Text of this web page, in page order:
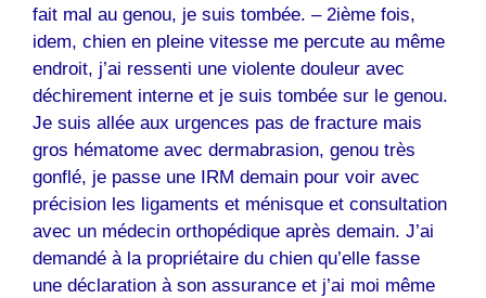
fait mal au genou, je suis tombée. – 2ième fois,
idem, chien en pleine vitesse me percute au même
endroit, j’ai ressenti une violente douleur avec
déchirement interne et je suis tombée sur le genou.
Je suis allée aux urgences pas de fracture mais
gros hématome avec dermabrasion, genou très
gonflé, je passe une IRM demain pour voir avec
précision les ligaments et ménisque et consultation
avec un médecin orthopédique après demain. J’ai
demandé à la propriétaire du chien qu’elle fasse
une déclaration à son assurance et j’ai moi même